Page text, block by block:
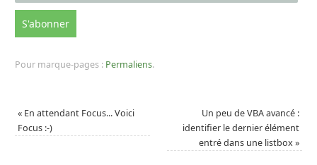
Pour marque-pages : Permaliens.
« En attendant Focus... Voici
Focus :-)
Un peu de VBA avancé :
identifier le dernier élément
entré dans une listbox»